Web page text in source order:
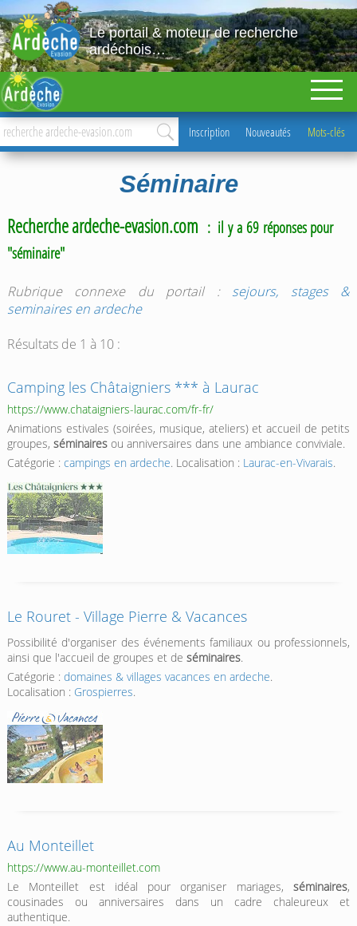
Le portail & moteur de recherche
ardéchois…
Inscription Nouveautés Mots-clés
Séminaire
Recherche ardeche-evasion.com : il y a 69 réponses pour
"séminaire"
Rubrique connexe du portail : sejours, stages &
seminaires en ardeche
Résultats de 1 à 10 :
Camping les Châtaigniers *** à Laurac
https://www.chataigniers-laurac.com/fr-fr/
Animations estivales (soirées, musique, ateliers) et accueil de petits
groupes, séminairesou anniversaires dans une ambiance conviviale.
Catégorie : campings en ardeche. Localisation : Laurac-en-Vivarais.
Le Rouret - Village Pierre & Vacances
Possibilité d'organiser des événements familiaux ou professionnels,
ainsi que l'accueil de groupes et de séminaires.
Catégorie : domaines & villages vacances en ardeche.
Localisation : Grospierres.
Au Monteillet
https://www.au-monteillet.com
Le Monteillet est idéal pour organiser mariages,séminaires,
cousinades ou anniversaires dans un cadre chaleureux et
authentique.